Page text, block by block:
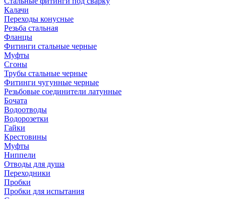
Калачи
Переходы конусные
Резьба стальная
Фланцы
Фитинги стальные черные
Муфты
Сгоны
Трубы стальные черные
Фитинги чугунные черные
Резьбовые соединители латунные
Бочата
Водоотводы
Водорозетки
Гайки
Крестовины
Муфты
Ниппели
Отводы для душа
Переходники
Пробки
Пробки для испытания